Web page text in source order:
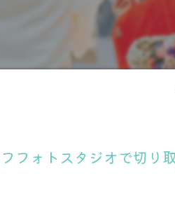
フォトスタジオで切り